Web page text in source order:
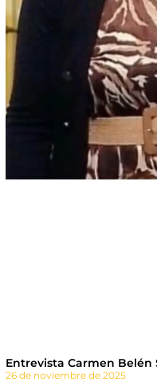
Entrevista Carmen Belén
26 de noviembre de 2025